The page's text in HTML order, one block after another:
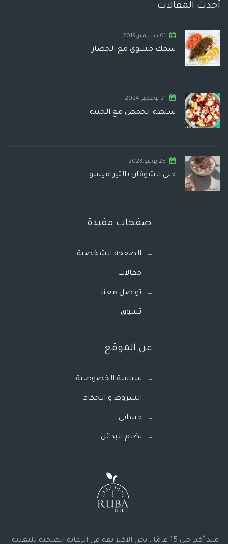
أحدث المقالات
01 ديسمبر,2019
سمك مشوي مع الخضار
21 نوفمبر,2024
سلطة الحمص مع الجبنة
25 يوليو,2023
حلى الشوفان بالتيراميسو
صفحات مفيدة
الصفحة الشخصية
مقالات
تواصل معنا
تسوق
عن الموقع
سياسة الخصوصية
الشروط و الاحكام
حسابي
نظام البدائل
منذ أكثر من 15 عامًا ، نحن الأكثر ثقة في الرعاية الصحية للتغذية.